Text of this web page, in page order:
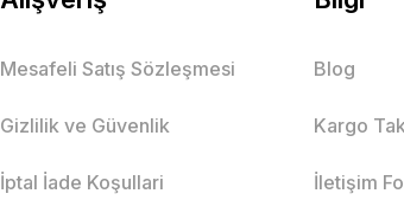
Mesafeli Satış Sözleşmesi
Gizlilik ve Güvenlik
İptal İade Koşullari
Blog
Kargo
İletişim